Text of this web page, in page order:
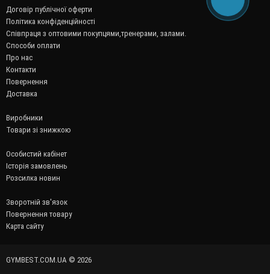
Договір публічної оферти
Політика конфіденційності
Співпраця з оптовими покупцями,тренерами, залами.
Способи оплати
Про нас
Контакти
Повернення
Доставка
Виробники
Товари зі знижкою
Особистий кабінет
Історія замовлень
Розсилка новин
Зворотній зв'язок
Повернення товару
Карта сайту
GYMBEST.COM.UA © 2026